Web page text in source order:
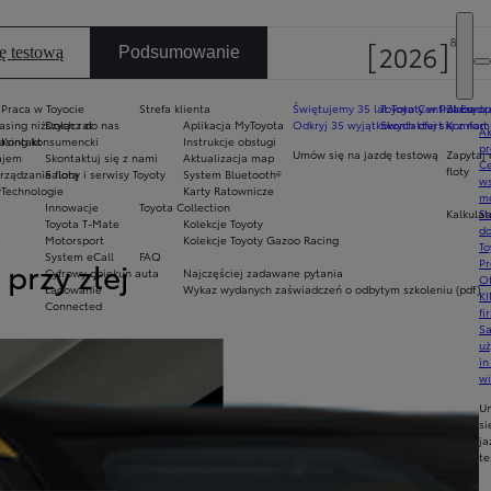
Świętujemy 35 lat Toyoty w Polsce
Odkryj 35 wyjątkowych ofert
Umów się na jazdę testową
Praca w Toyocie
Dołącz do nas
Kontakt
Skontaktuj się z nami
Salony i serwisy Toyoty
Technologie
Innowacje
Toyota T-Mate
Motorsport
System eCall
Cyfrowy opiekun auta
Ładowanie
Connected
Toyota Central
Skontaktuj się z
niższych rat
konsumencki
flotą
Komfort
Zapytaj
floty
Strefa klienta
Aplikacja MyToyota
Instrukcje obsługi
Aktualizacja map
System Bluetooth®
Karty Ratownicze
Toyota Collection
Kolekcje Toyoty
Kolekcje Toyoty Gazoo Racing
FAQ
Najczęściej zadawane pytania
Wykaz wydanych zaświadczeń o odbytym szkoleniu (pdf)
testową Podsumowanie
złej
Tempomat:
Utrzymuj bezpieczną odległość
spowalnia pojazd do zatrzymania